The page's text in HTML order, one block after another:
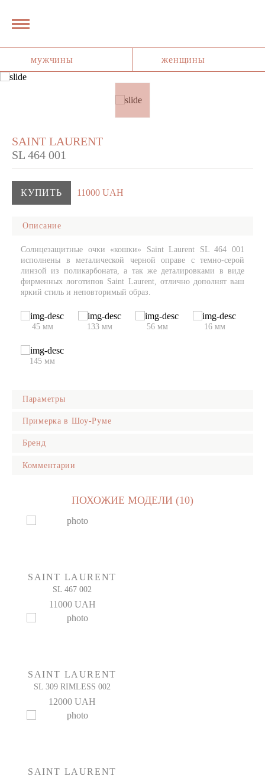
мужчины женщины
SAINT LAURENT
SL 464 001
КУПИТЬ 11000 UAH
Описание
Солнцезащитные очки «кошки» Saint Laurent SL 464 001
исполнены в металической черной оправе с темно-серой
линзой из поликарбоната, а так же деталировками в виде
фирменных логотипов Saint Laurent, отлично дополнят ваш
яркий стиль и неповторимый образ.
45 мм 133 мм 56 мм 16 мм
145 мм
Параметры
Пол
Форма оправы
Цвет оправы
Материал оправы
SL 464 001
Производитель:
Made in Italy
Защита глаз:
Примерка в Шоу-Руме
Дорогие Друзья, рады пригласить Вас посетить Наш
и трендовые солнцезащитные очки и оправы известнейших
понравившиеся Вам очки из каталога нашего сайта —
Бренд
Комментарии
ОСТАВИТЬ КОММЕНТАРИЙ
ПОХОЖИЕ МОДЕЛИ (10)
SAINT LAURENT
SL 467 002
11000 UAH
SAINT LAURENT
SL 309 RIMLESS 002
12000 UAH
SAINT LAURENT